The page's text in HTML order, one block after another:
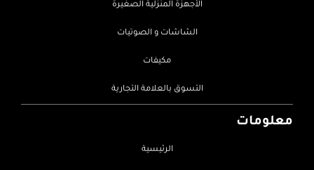
الأجهزة المنزلية الصغيرة
الشاشات و الصوتيات
مكيفات
التسوق بالعلامة التجارية
معلومات
الرئيسية